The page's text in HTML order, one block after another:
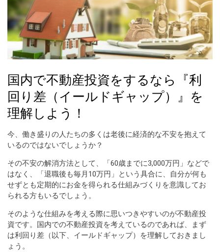
国内で不動産投資をするなら『利
回り差（イールドギャップ）』を
理解しよう！
今、働き盛りの人たちの多くは老後に経済的な不安を抱えて
いるのではないでしょうか？
その不安の解消方法として、「60歳までに3,000万円」などで
はなく、「退職後も毎月10万円」という具合に、自分が何も
せずとも定期的にお金を得られる仕組みづくりを意識してお
られる方もいるでしょう。
そのような仕組みを考える際に思いつきやすいのが不動産投
資です。国内での不動産投資を考えているのであれば、まず
は利回り差（以下、イールドギャップ）を理解しておきまし
ょう。